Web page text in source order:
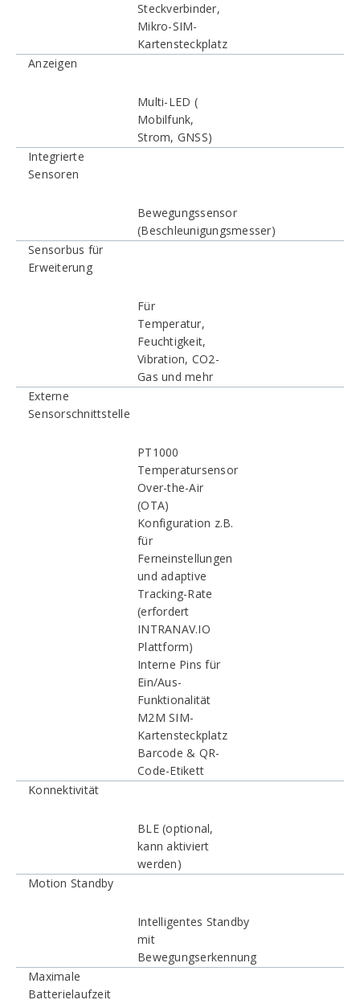
Steckverbinder,
Mikro-SIM-
Kartensteckplatz
Anzeigen
Multi-LED (
Mobilfunk,
Strom, GNSS)
Integrierte
Sensoren
Bewegungssensor
(Beschleunigungsmesser)
Sensorbus für
Erweiterung
Für
Temperatur,
Feuchtigkeit,
Vibration, CO2-
Gas und mehr
Externe
Sensorschnittstelle
PT1000
Temperatursensor
Over-the-Air
(OTA)
Konfiguration z.B.
für
Ferneinstellungen
und adaptive
Tracking-Rate
(erfordert
INTRANAV.IO
Plattform)
Interne Pins für
Ein/Aus-
Funktionalität
M2M SIM-
Kartensteckplatz
Barcode & QR-
Code-Etikett
Konnektivität
BLE (optional,
kann aktiviert
werden)
Motion Standby
Intelligentes Standby
mit
Bewegungserkennung
Maximale
Batterielaufzeit